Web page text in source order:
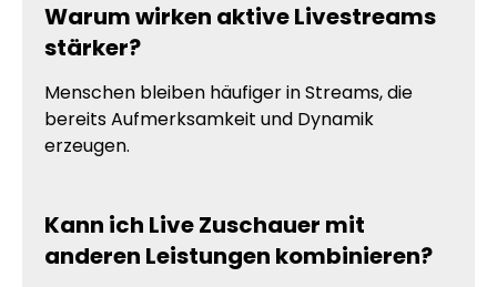
Warum wirken aktive Livestreams
stärker?
Menschen bleiben häufiger in Streams, die
bereits Aufmerksamkeit und Dynamik
erzeugen.
Kann ich Live Zuschauer mit
anderen Leistungen kombinieren?